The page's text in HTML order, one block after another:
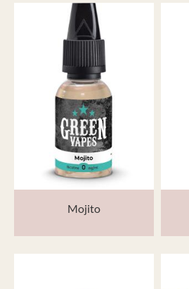
Mojito